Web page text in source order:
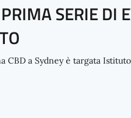
SERIE DI
CBD a Sydney è targata